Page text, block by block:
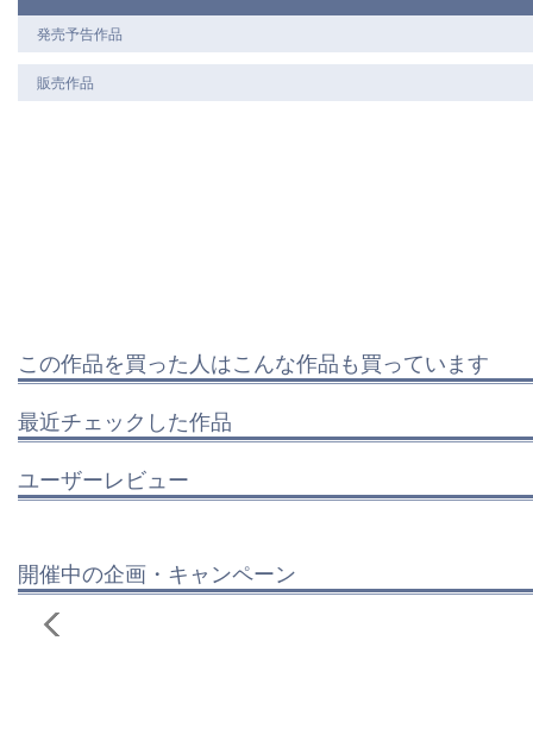
発売予告作品
販売作品
この作品を買った人はこんな作品も買っています
最近チェックした作品
ユーザーレビュー
開催中の企画・キャンペーン